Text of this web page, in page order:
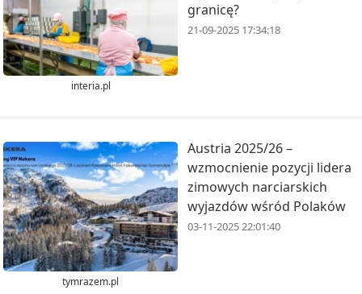
interia.pl
granicę?
21-09-2025 17:34:18
tymrazem.pl
Austria 2025/26 –
wzmocnienie pozycji lidera
zimowych narciarskich
wyjazdów wśród Polaków
03-11-2025 22:01:40